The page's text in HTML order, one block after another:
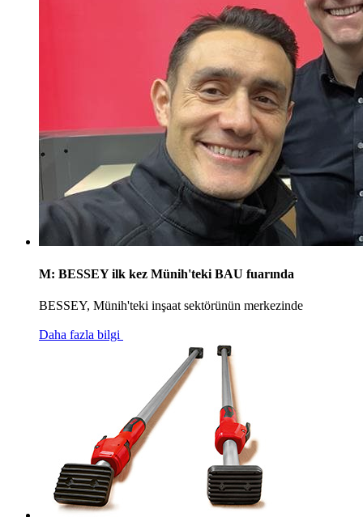
M: BESSEY ilk kez Münih'teki BAU fuarında
BESSEY, Münih'teki inşaat sektörünün merkezinde
Daha fazla bilgi